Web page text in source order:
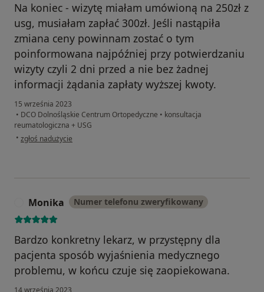
Na koniec - wizytę miałam umówioną na 250zł z
usg, musiałam zapłać 300zł. Jeśli nastąpiła
zmiana ceny powinnam zostać o tym
poinformowana najpóźniej przy potwierdzaniu
wizyty czyli 2 dni przed a nie bez żadnej
informacji żądania zapłaty wyższej kwoty.
15 września 2023
• DCO Dolnośląskie Centrum Ortopedyczne • konsultacja
reumatologiczna + USG
• w opinii użytkownika U-la
zgłoś nadużycie
Monika Numer telefonu zweryfikowany
Bardzo konkretny lekarz, w przystępny dla
pacjenta sposób wyjaśnienia medycznego
problemu, w końcu czuje się zaopiekowana.